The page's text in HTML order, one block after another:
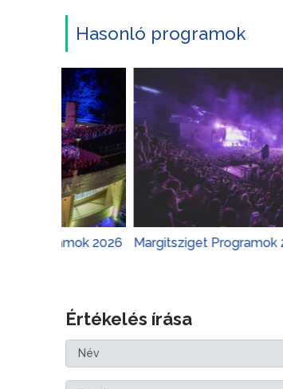
Hasonló programok
2026 Margitsziget Programok 2026
Értékelés írása